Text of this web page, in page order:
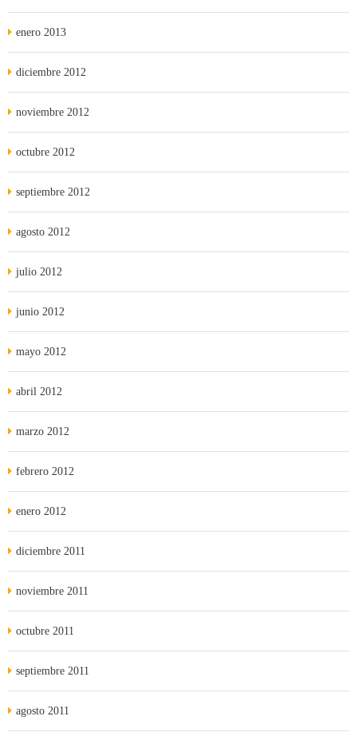
enero 2013
diciembre 2012
noviembre 2012
octubre 2012
septiembre 2012
agosto 2012
julio 2012
junio 2012
mayo 2012
abril 2012
marzo 2012
febrero 2012
enero 2012
diciembre 2011
noviembre 2011
octubre 2011
septiembre 2011
agosto 2011